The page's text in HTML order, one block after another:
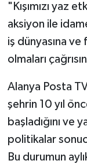
"Kışımızı yaz
aksiyon ile
iş dünyasına ve
olmaları
Alanya Posta
şehrin 10 yıl
başladığını ve
politikalar
Bu durumun